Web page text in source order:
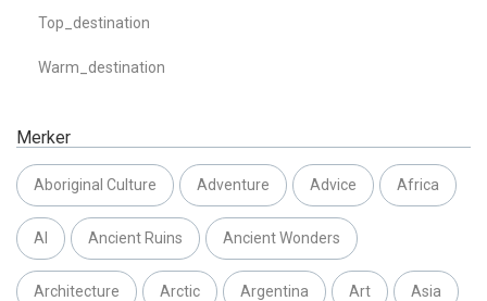
Top_destination
Warm_destination
Merker
Aboriginal Culture Adventure Advice Africa
AI Ancient Ruins Ancient Wonders
Architecture Arctic Argentina Art Asia